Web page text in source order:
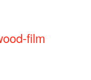
film